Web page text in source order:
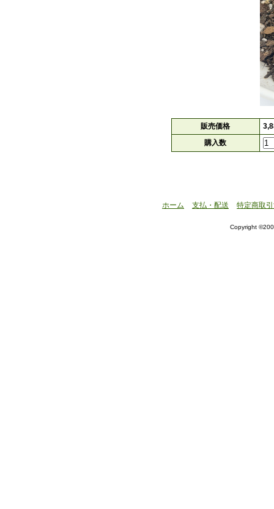
販売価格
購入数
ホーム 支払・配送 特定商取
Copyright